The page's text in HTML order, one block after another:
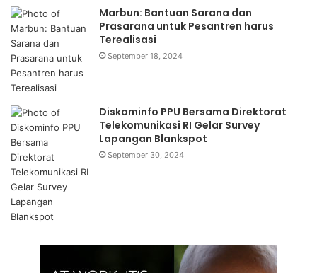
pada politik India dan Argentina, sebab kampanye calon
dilakukan oleh jaringan partai politik.
Kekhasan ketiga, yaitu broker politik. Para kandidat di
Indonesia membentuk jaringan broker politik mulai dari
yang dimanfaatkan oleh kandidat untuk melakukan politik
uang sebagai cara menjalin hubungan dan meraup
dukungan dari masyarakat.
Broker politik, asing bagi India dan Argentina, kata Ward,
“Sebabnya, partai politik di India dan Argentina yang
menjalin hubungan dengan masyarakat setempat.
Marbun: Bantuan Sarana dan
Prasarana untuk Pesantren harus
Terealisasi
September 18, 2024
Diskominfo PPU Bersama Direktorat
Telekomunikasi RI Gelar Survey
Lapangan Blankspot
September 30, 2024